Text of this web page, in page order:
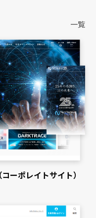
一覧
ーポレイトサイト）